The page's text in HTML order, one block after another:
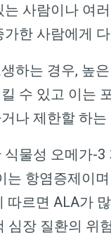
는 사람이나 여
가한 사람에게
하는 경우, 높
수 있고 이는
나 제한할 하
식물성 오메가-3
는 항염증제이
따르면 ALA가
심장 질환의 위